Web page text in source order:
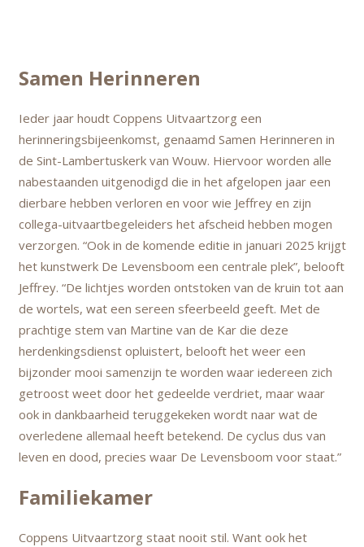
Samen Herinneren
Ieder jaar houdt Coppens Uitvaartzorg een
herinneringsbijeenkomst, genaamd Samen Herinneren in
de Sint-Lambertuskerk van Wouw. Hiervoor worden alle
nabestaanden uitgenodigd die in het afgelopen jaar een
dierbare hebben verloren en voor wie Jeffrey en zijn
collega-uitvaartbegeleiders het afscheid hebben mogen
verzorgen. “Ook in de komende editie in januari 2025 krijgt
het kunstwerk De Levensboom een centrale plek”, belooft
Jeffrey. “De lichtjes worden ontstoken van de kruin tot aan
de wortels, wat een sereen sfeerbeeld geeft. Met de
prachtige stem van Martine van de Kar die deze
herdenkingsdienst opluistert, belooft het weer een
bijzonder mooi samenzijn te worden waar iedereen zich
getroost weet door het gedeelde verdriet, maar waar
ook in dankbaarheid teruggekeken wordt naar wat de
overledene allemaal heeft betekend. De cyclus dus van
leven en dood, precies waar De Levensboom voor staat.”
Familiekamer
Coppens Uitvaartzorg staat nooit stil. Want ook het